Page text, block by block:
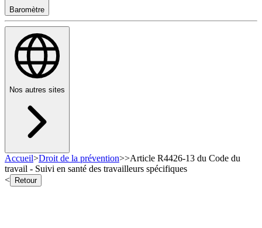
Baromètre
Nos autres sites
Accueil>Droit de la prévention>>Article R4426-13 du Code du
travail - Suivi en santé des travailleurs spécifiques
<
Retour